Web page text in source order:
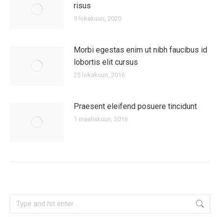
risus
9 lokakuun, 2020
Morbi egestas enim ut nibh faucibus id
lobortis elit cursus
25 lokakuun, 2016
Praesent eleifend posuere tincidunt
1 maaliskuun, 2016